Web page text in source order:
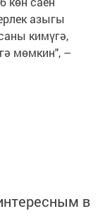
азыгы
кимүгә,
мөмкин", –
в